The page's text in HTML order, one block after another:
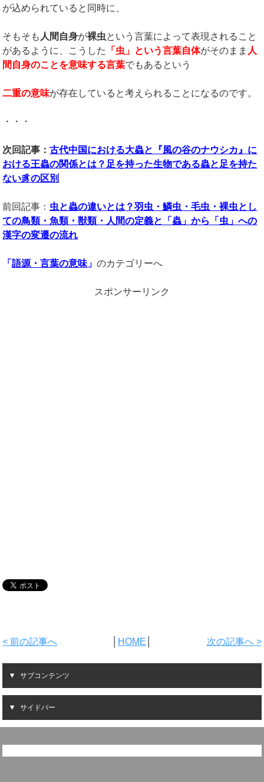
が込められていると同時に、
そもそも 人間自身が裸虫という言葉によって表現されること
があるように、こうした
「虫」という言葉自体がそのまま 人
間自身のことを意味する言葉でもあるという
二重の意味が存在していると考えられることになるのです。
・・・
次回記事：古代中国における大蟲と『風の谷のナウシカ』に
おける王蟲の関係とは？足を持った生物である蟲と足を持た
ない豸の区別
前回記事： 虫と蟲の違いとは？羽虫・鱗虫・毛虫・裸虫とし
ての鳥類・魚類・獣類・人間の定義と「蟲」から「虫」への
漢字の変遷の流れ
「語源・言葉の意味」のカテゴリーへ
スポンサーリンク
< 前の記事へ HOME 次の記事へ >
サブコンテンツ
サイドバー